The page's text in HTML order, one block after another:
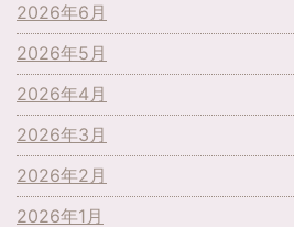
2026年6月
2026年5月
2026年4月
2026年3月
2026年2月
2026年1月